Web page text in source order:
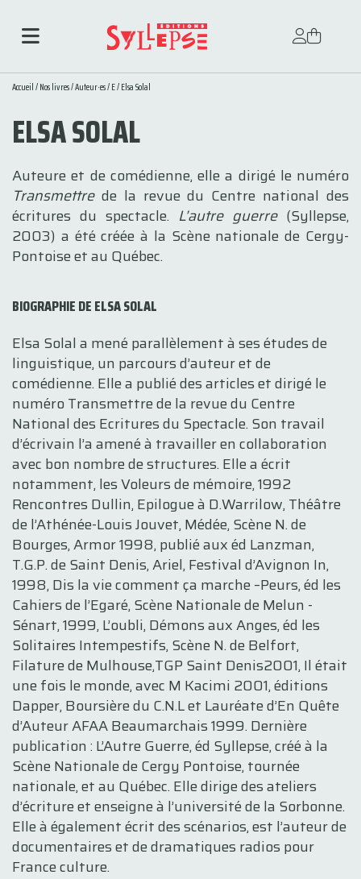
Accueil/Nos livres/Auteur·es/E/ Elsa Solal
ELSA SOLAL
Auteure et de comédienne, elle a dirigé le numéro
Transmettrede la revue du Centre national des
écritures du spectacle. L’autre guerre(Syllepse,
2003) a été créée à la Scène nationale de Cergy-
Pontoise et au Québec.
BIOGRAPHIE DE ELSA SOLAL
Elsa Solal a mené parallèlement à ses études de
linguistique, un parcours d’auteur et de
comédienne. Elle a publié des articles et dirigé le
numéro Transmettre de la revue du Centre
National des Ecritures du Spectacle. Son travail
d’écrivain l’a amené à travailler en collaboration
avec bon nombre de structures. Elle a écrit
notamment, les Voleurs de mémoire, 1992
Rencontres Dullin, Epilogue à D.Warrilow, Théâtre
de l’Athénée-Louis Jouvet, Médée, Scène N. de
Bourges, Armor 1998, publié aux éd Lanzman,
T.G.P. de Saint Denis, Ariel, Festival d’Avignon In,
1998, Dis la vie comment ça marche –Peurs, éd les
Cahiers de l’Egaré, Scène Nationale de Melun -
Sénart, 1999, L’oubli, Démons aux Anges, éd les
Solitaires Intempestifs, Scène N. de Belfort,
Filature de Mulhouse,TGP Saint Denis2001, Il était
une fois le monde, avec M Kacimi 2001, éditions
Dapper, Boursière du C.N.L et Lauréate d’En Quête
d’Auteur AFAA Beaumarchais 1999. Dernière
publication : L’Autre Guerre, éd Syllepse, créé à la
Scène Nationale de Cergy Pontoise, tournée
nationale, et au Québec. Elle dirige des ateliers
d’écriture et enseigne à l’université de la Sorbonne.
Elle à également écrit des scénarios, est l’auteur de
documentaires et de dramatiques radios pour
France culture.